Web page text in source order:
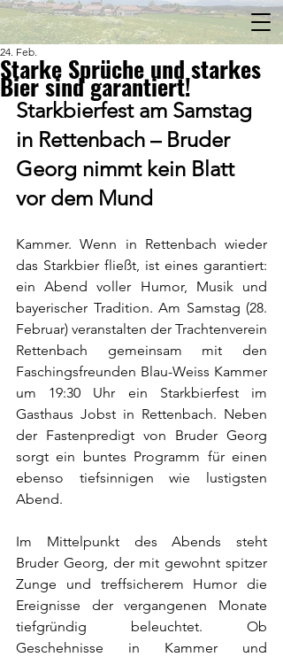
Starke Sprüche und starkes
Bier sind garantiert!
24. Feb.
Starkbierfest am Samstag
in Rettenbach – Bruder
Georg nimmt kein Blatt
vor dem Mund
Kammer. Wenn in Rettenbach wieder
das Starkbier fließt, ist eines garantiert:
ein Abend voller Humor, Musik und
bayerischer Tradition. Am Samstag (28.
Februar) veranstalten der Trachtenverein
Rettenbach gemeinsam mit den
Faschingsfreunden Blau-Weiss Kammer
um 19:30 Uhr ein Starkbierfest im
Gasthaus Jobst in Rettenbach. Neben
der Fastenpredigt von Bruder Georg
sorgt ein buntes Programm für einen
ebenso tiefsinnigen wie lustigsten
Abend.
Im Mittelpunkt des Abends steht
Bruder Georg, der mit gewohnt spitzer
Zunge und treffsicherem Humor die
Ereignisse der vergangenen Monate
tiefgründig beleuchtet. Ob
Geschehnisse in Kammer und